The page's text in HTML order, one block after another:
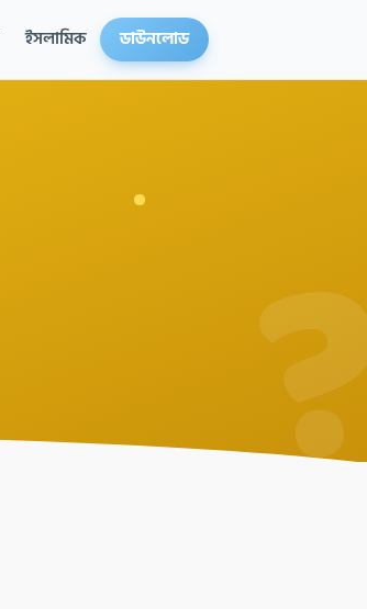
ইসলামিক ডাউনলোড